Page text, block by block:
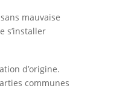
mauvaise
s’installer
d’origine.
communes